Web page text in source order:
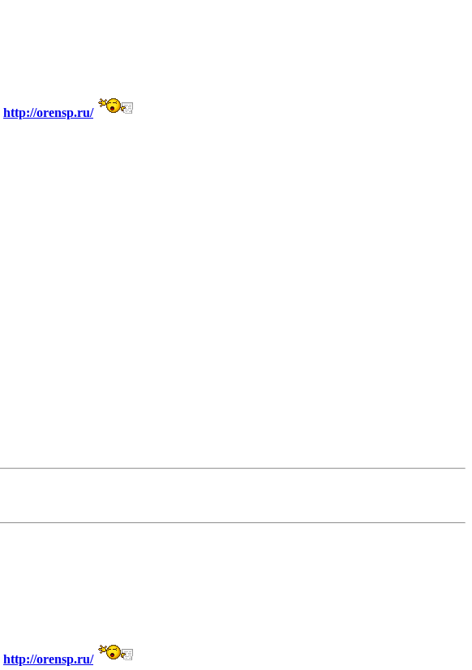
http://orensp.ru/
http://orensp.ru/